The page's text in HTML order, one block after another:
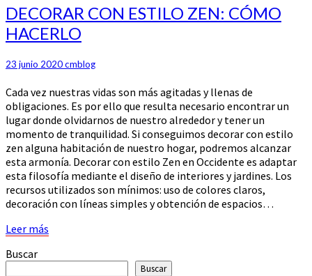
DECORAR
CON
ESTILO
CÓMO
DECORAR CON ESTILO ZEN: CÓMO
HACERLO
23 junio 2020cmblog
Cada vez nuestras vidas son más agitadas y llenas de
obligaciones. Es por ello que resulta necesario encontrar un
lugar donde olvidarnos de nuestro alrededor y tener un
momento de tranquilidad. Si conseguimos decorar con estilo
zen alguna habitación de nuestro hogar, podremos alcanzar
esta armonía. Decorar con estilo Zen en Occidente es adaptar
esta filosofía mediante el diseño de interiores y jardines. Los
recursos utilizados son mínimos: uso de colores claros,
decoración con líneas simples y obtención de espacios…
Leer más
Buscar
Buscar